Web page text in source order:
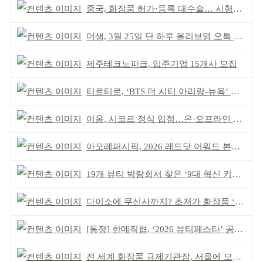
중국, 화장품 허가·등록 대수술… 시험자료 공용 허용
더샘, 3월 25일 단 하루 올리브영 오특 참여
제주테크노파크, 입주기업 15개사 모집
티르티르, ‘BTS 더 시티 아리랑-뉴욕’ 참여
이옴, 시코르 정식 입점…온·오프라인 유통망 확대
아모레퍼시픽, 2026 레드닷 어워드 본상 2개 수상
19개 뷰티 박람회서 찾은 ‘9대 혁신 키워드’
다이소에 무신사까지? 초저가 화장품 ‘전성시대’
[동정] 한메직협, ‘2026 뷰티페스타’ 공동 주최
전 세계 화장품 규제기관장, 서울에 모인다